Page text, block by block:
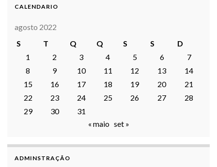
CALENDARIO
agosto 2022
S
T Q Q S S
D
1
2 3 4 5 6
7
8
9 10 11 12 13
14
15
16 17 18 19 20
21
22
23 24 25 26 27
28
29
30
31
« maio set »
ADMINSTRAÇÃO